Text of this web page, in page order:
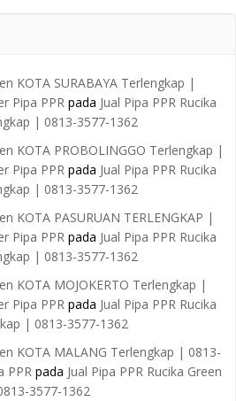
KOTA SURABAYA Terlengkap |
Pipa PPR pada Jual Pipa PPR Rucika
| 0813-3577-1362
KOTA PROBOLINGGO Terlengkap |
Pipa PPR pada Jual Pipa PPR Rucika
| 0813-3577-1362
KOTA PASURUAN TERLENGKAP |
Pipa PPR pada Jual Pipa PPR Rucika
| 0813-3577-1362
KOTA MOJOKERTO Terlengkap |
Pipa PPR pada Jual Pipa PPR Rucika
| 0813-3577-1362
KOTA MALANG Terlengkap | 0813-
PPR pada Jual Pipa PPR Rucika Green
3577-1362